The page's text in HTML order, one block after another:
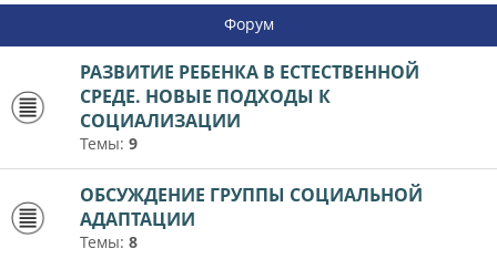
Форум
РАЗВИТИЕ РЕБЕНКА В ЕСТЕСТВЕННОЙ
СРЕДЕ. НОВЫЕ ПОДХОДЫ К
СОЦИАЛИЗАЦИИ
Темы: 9
ОБСУЖДЕНИЕ ГРУППЫ СОЦИАЛЬНОЙ
АДАПТАЦИИ
Темы: 8